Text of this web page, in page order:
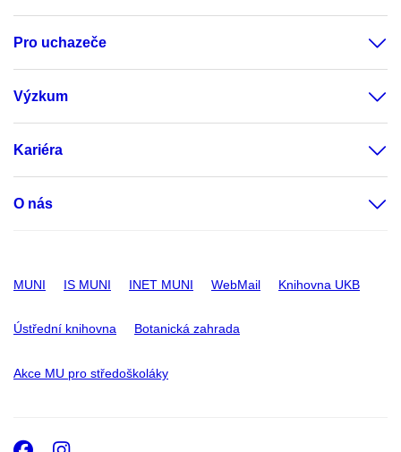
Pro uchazeče
Výzkum
Kariéra
O nás
MUNI IS MUNI INET MUNI WebMail Knihovna UKB
Ústřední knihovna Botanická zahrada
Akce MU pro středoškoláky